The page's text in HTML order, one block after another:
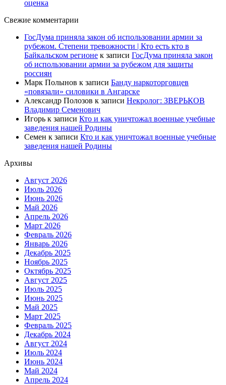
оценка
Свежие комментарии
ГосДума приняла закон об использовании армии за
рубежом. Степени тревожности | Кто есть кто в
Байкальском регионе к записи ГосДума приняла закон
об использовании армии за рубежом для защиты
россиян
Марк Полынов к записи Банду наркоторговцев
«повязали» силовики в Ангарске
Александр Полозов к записи Некролог: ЗВЕРЬКОВ
Владимир Семенович
Игорь к записи Кто и как уничтожал военные учебные
заведения нашей Родины
Семен к записи Кто и как уничтожал военные учебные
заведения нашей Родины
Архивы
Август 2026
Июль 2026
Июнь 2026
Май 2026
Апрель 2026
Март 2026
Февраль 2026
Январь 2026
Декабрь 2025
Ноябрь 2025
Октябрь 2025
Август 2025
Июль 2025
Июнь 2025
Май 2025
Март 2025
Февраль 2025
Декабрь 2024
Август 2024
Июль 2024
Июнь 2024
Май 2024
Апрель 2024